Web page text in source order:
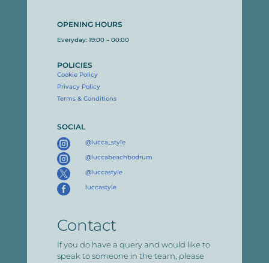
OPENING HOURS
Everyday: 19:00 – 00:00
POLICIES
Cookie Policy
Privacy Policy
Terms & Conditions
SOCIAL
 @lucca_style
 @luccabeachbodrum
 @luccastyle
 luccastyle
Contact
If you do have a query and would like to
speak to someone in the team, please